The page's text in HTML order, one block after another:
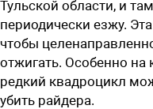
Тульской области, и
периодически езжу.
чтобы
отжигать. Особенно
редкий квадроцикл
убить райдера.